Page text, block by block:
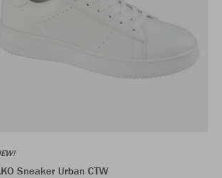
Sneaker Urban CTW